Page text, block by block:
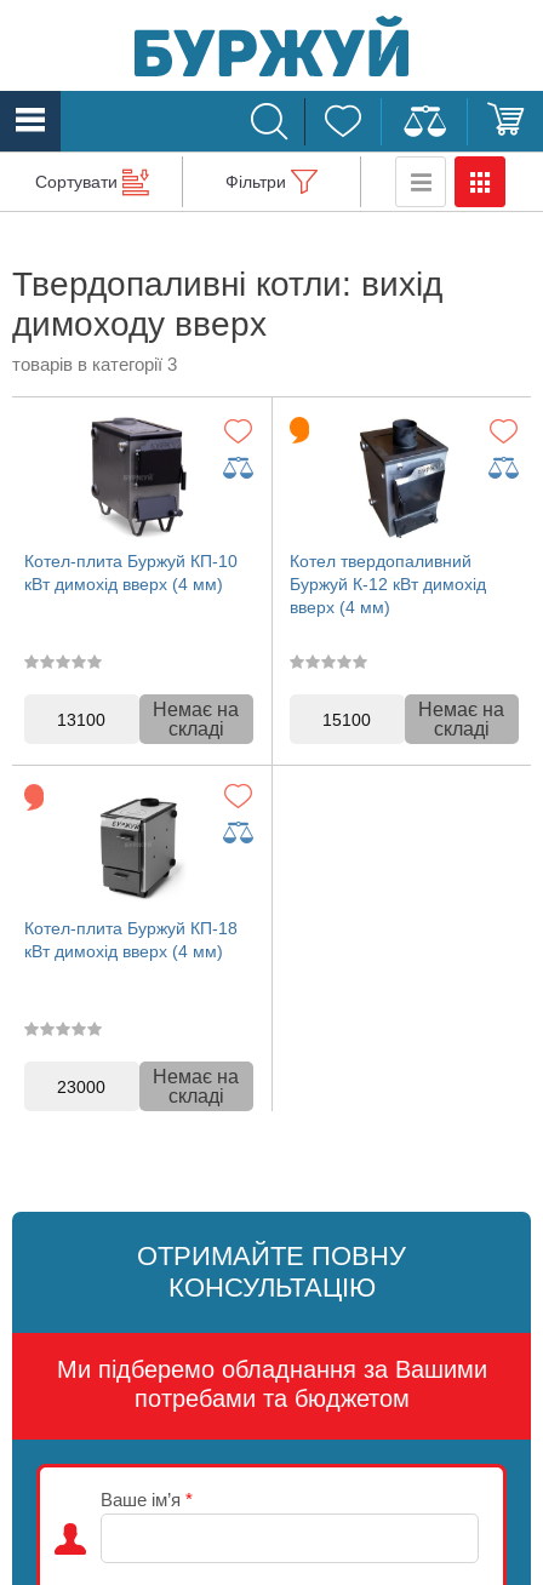
Сортувати Фільтри
Твердопаливні котли: вихід
димоходу вверх
товарів в категорії 3
Котел-плита Буржуй КП-10
кВт димохід вверх (4 мм)
13100
Немає на
складі
Котел твердопаливний
Буржуй К-12 кВт димохід
вверх (4 мм)
15100
Немає на
складі
Котел-плита Буржуй КП-18
кВт димохід вверх (4 мм)
23000
Немає на
складі
ОТРИМАЙТЕ ПОВНУ
КОНСУЛЬТАЦІЮ
Ми підберемо обладнання за Вашими
потребами та бюджетом
Ваше ім’я *